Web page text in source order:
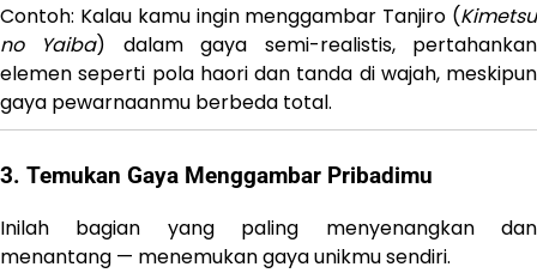
Contoh: Kalau kamu ingin menggambar Tanjiro (Kimetsu
no Yaiba) dalam gaya semi-realistis, pertahankan
elemen seperti pola haori dan tanda di wajah, meskipun
gaya pewarnaanmu berbeda total.
3. Temukan Gaya Menggambar Pribadimu
Inilah bagian yang paling menyenangkan dan
menantang — menemukan gaya unikmu sendiri.